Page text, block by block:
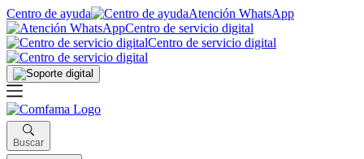
Centro de ayuda
Atención WhatsApp
Centro de servicio digital
Centro de servicio digital
Buscar